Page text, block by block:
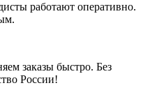
работают оперативно.
заказы быстро. Без
России!